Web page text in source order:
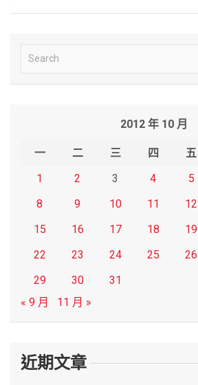
e
2012 年 10 月
一 二 三 四 五
1
2 3 4 5
8
9 10 11 12
15
16 17 18 19
22
23 24 25 26
29
30
31
« 9 月
11 月 »
近期文章